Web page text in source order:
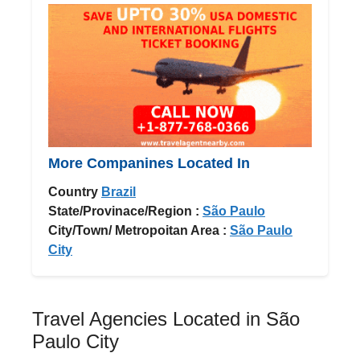
More Companines Located In
Country Brazil
State/Provinace/Region : São Paulo
City/Town/ Metropoitan Area : São Paulo
City
Travel Agencies Located in São
Paulo City